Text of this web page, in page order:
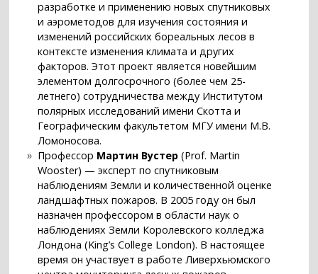
разработке и применению новых спутниковых
и аэрометодов для изучения состояния и
изменений российских бореальных лесов в
контексте изменения климата и других
факторов. Этот проект является новейшим
элементом долгосрочного (более чем 25-
летнего) сотрудничества между Институтом
полярных исследований имени Скотта и
Географическим факультетом МГУ имени М.В.
Ломоносова.
Профессор Мартин Вустер (Prof. Martin
Wooster) — эксперт по спутниковым
наблюдениям Земли и количественной оценке
ландшафтных пожаров. В 2005 году он был
назначен профессором в области наук о
наблюдениях Земли Королевского колледжа
Лондона (King’s College London). В настоящее
время он участвует в работе Ливерхьюмского